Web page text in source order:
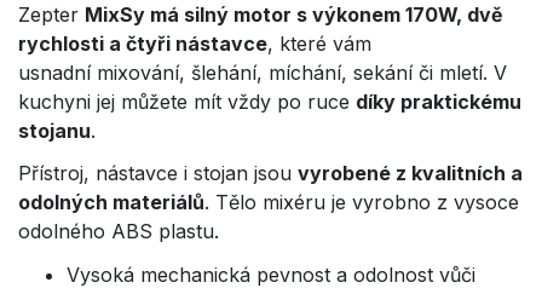
Zepter MixSy má silný motor s výkonem 170W, dvě
rychlosti a čtyři nástavce, které vám
usnadní mixování, šlehání, míchání, sekání či mletí. V
kuchyni jej můžete mít vždy po ruce díky praktickému
stojanu.
Přístroj, nástavce i stojan jsou vyrobené z kvalitních a
odolných materiálů. Tělo mixéru je vyrobno z vysoce
odolného ABS plastu.
Vysoká mechanická pevnost a odolnost vůči